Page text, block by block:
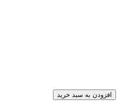
افزودن به سبد خرید